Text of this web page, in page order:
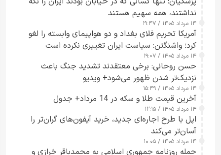
نداشتند، همه سهیم هستند
۱۴ مرداد ۱۴۰۵ / ۱۹:۴۷
آمریکا تحریم فلای بغداد و دو هواپیمای وابسته را لغو
کرد؛ واشنگتن: سیاست ایران تغییری نکرده است
۱۴ مرداد ۱۴۰۵ / ۱۹:۰۷
حسن روحانی: برخی معتقدند تشدید جنگ باعث
نزدیک‌تر شدن ظهور می‌شود+ ویدیو
۱۴ مرداد ۱۴۰۵ / ۱۵:۴۹
آخرین قیمت طلا و سکه در 14 مرداد+ جدول
۱۴ مرداد ۱۴۰۵ / ۱۲:۱۵
اپل با طرح اجاره‌ای جدید، خرید آیفون‌های گران‌تر را
آسان‌تر می‌کند
۱۴ مرداد ۱۴۰۵ / ۱۰:۰۵
حمله روزنامه جمهوری اسلامی به محمدباقر خرازی و